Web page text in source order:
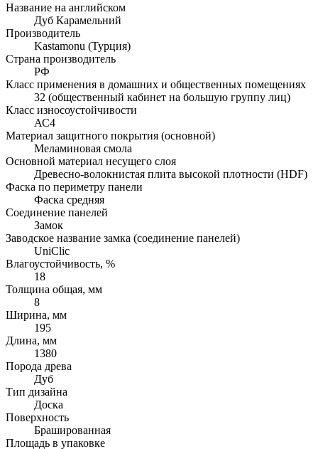
Название на английском
Дуб Карамельний
Производитель
Kastamonu (Турция)
Страна производитель
РФ
Класс применения в домашних и общественных помещениях
32 (общественный кабинет на большую группу лиц)
Класс износоустойчивости
АС4
Материал защитного покрытия (основной)
Меламиновая смола
Основной материал несущего слоя
Древесно-волокнистая плита высокой плотности (HDF)
Фаска по периметру панели
Фаска средняя
Соединение панелей
Замок
Заводское название замка (соединение панелей)
UniClic
Влагоустойчивость, %
18
Толщина общая, мм
8
Ширина, мм
195
Длина, мм
1380
Порода древа
Дуб
Тип дизайна
Доска
Поверхность
Брашированная
Площадь в упаковке